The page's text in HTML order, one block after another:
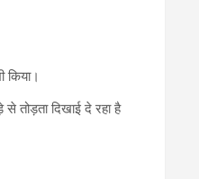
किया।
तोड़ता दिखाई दे रहा है